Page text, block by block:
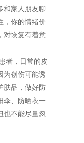
和家人朋友聊
，你的情绪价
对恢复有着意
者，日常的皮
为创伤可能诱
肤品，做好防
伞、防晒衣一
也不能尽量忽